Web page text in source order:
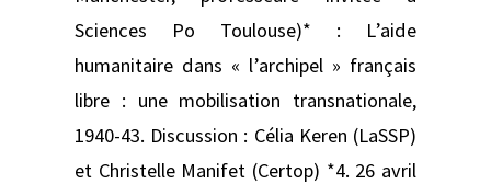
Sciences Po Toulouse)* : L’aide
humanitaire dans « l’archipel » français
libre : une mobilisation transnationale,
1940-43. Discussion : Célia Keren (LaSSP)
et Christelle Manifet (Certop) *4. 26 avril